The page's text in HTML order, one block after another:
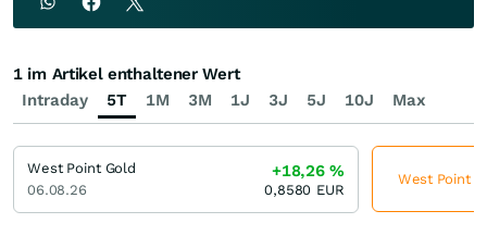
Intraday 5T 1M 3M 1J 3J 5J 10J Max
1 im Artikel enthaltener Wert
West Point Gold
06.08.26
+18,26%
0,8580 EUR
West Point